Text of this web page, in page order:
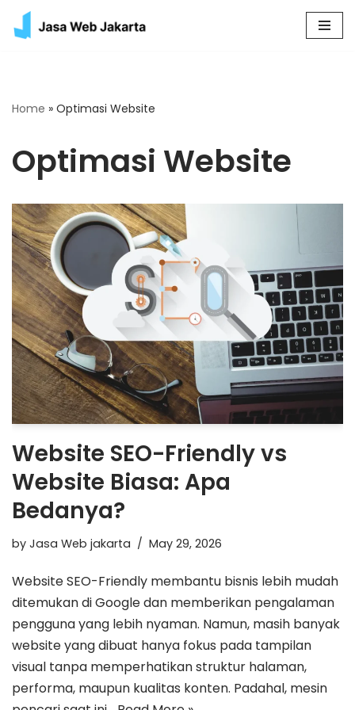
Skip
Home » Optimasi Website
Optimasi Website
Website SEO-Friendly vs
Website Biasa: Apa
Bedanya?
by Jasa Web jakarta May 29, 2026
Website SEO-Friendly membantu bisnis lebih mudah
ditemukan di Google dan memberikan pengalaman
pengguna yang lebih nyaman. Namun, masih banyak
website yang dibuat hanya fokus pada tampilan
visual tanpa memperhatikan struktur halaman,
performa, maupun kualitas konten. Padahal, mesin